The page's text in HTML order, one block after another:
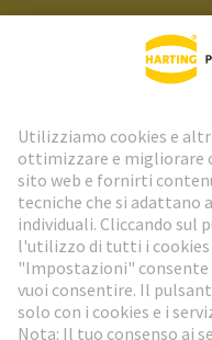
Newsletter HARTING
Vai al registrazione
Social Media